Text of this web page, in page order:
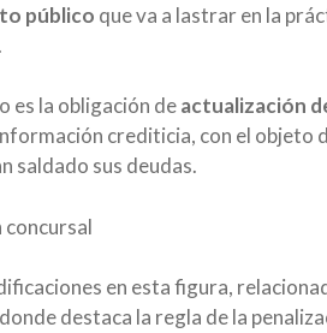
público que va a lastrar en la
es la obligación deactualización
crediticia, con el objeto
saldado sus deudas.
en esta figura,
destaca la regla de la